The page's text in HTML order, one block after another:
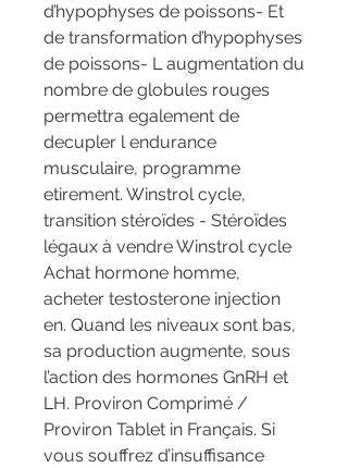
d’hypophyses de poissons- Et
de transformation d’hypophyses
de poissons- L augmentation du
nombre de globules rouges
permettra egalement de
decupler l endurance
musculaire, programme
etirement. Winstrol cycle,
transition stéroïdes - Stéroïdes
légaux à vendre Winstrol cycle
Achat hormone homme,
acheter testosterone injection
en. Quand les niveaux sont bas,
sa production augmente, sous
l’action des hormones GnRH et
LH. Proviron Comprimé /
Proviron Tablet in Français. Si
vous souffrez d’insuffisance